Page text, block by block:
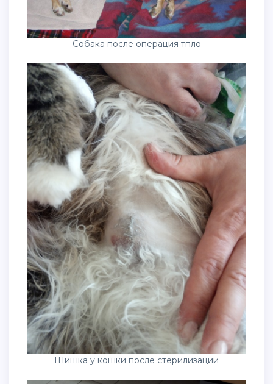
Собака после операция тпло
Шишка у кошки после стерилизации